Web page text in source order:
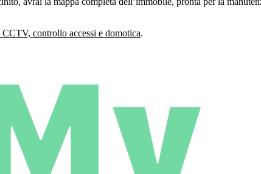
controllo accessi e domotica.